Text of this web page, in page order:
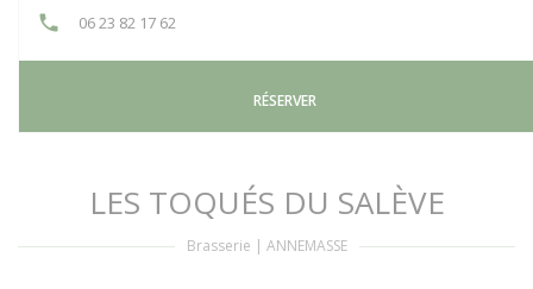
06 23 82 17 62
RÉSERVER
LES TOQUÉS DU SALÈVE
Brasserie | ANNEMASSE